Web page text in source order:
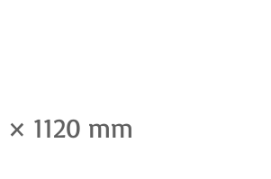
1120 mm